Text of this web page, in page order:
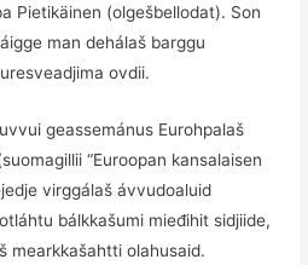
Pietikäinen (olgešbellodat). Son
man dehálaš barggu
ovdii.
geassemánus Eurohpalaš
“Euroopan kansalaisen
virggálaš ávvudoaluid
bálkkašumi mieđihit sidjiide,
mearkkašahtti olahusaid.